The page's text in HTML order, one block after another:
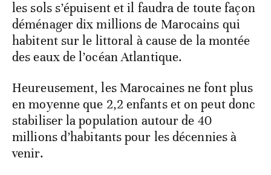
les sols s’épuisent et il faudra de toute façon
déménager dix millions de Marocains qui
habitent sur le littoral à cause de la montée
des eaux de l’océan Atlantique.
Heureusement, les Marocaines ne font plus
en moyenne que 2,2 enfants et on peut donc
stabiliser la population autour de 40
millions d’habitants pour les décennies à
venir.